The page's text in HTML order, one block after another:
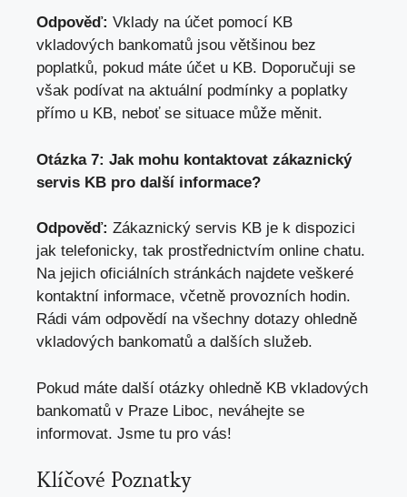
Odpověď: Vklady na účet pomocí KB
vkladových bankomatů jsou většinou bez
poplatků, pokud máte účet u KB. Doporučuji se
však podívat na aktuální podmínky a poplatky
přímo u KB, neboť se situace může měnit.
Otázka 7: Jak mohu kontaktovat zákaznický
servis KB pro další informace?
Odpověď: Zákaznický servis KB je k dispozici
jak telefonicky, tak prostřednictvím online chatu.
Na jejich oficiálních stránkách najdete veškeré
kontaktní informace, včetně provozních hodin.
Rádi vám odpovědí na všechny dotazy ohledně
vkladových bankomatů a dalších služeb.
Pokud máte další otázky ohledně KB vkladových
bankomatů v Praze Liboc, neváhejte se
informovat. Jsme tu pro vás!
Klíčové Poznatky